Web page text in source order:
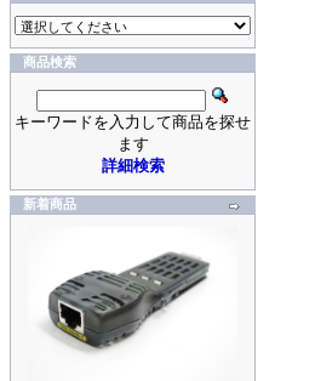
商品検索
キーワードを入力して商品を探せ
ます
詳細検索
新着商品